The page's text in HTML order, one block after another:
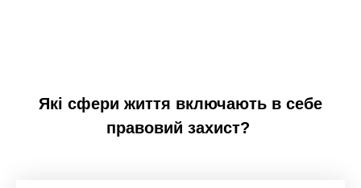
Які сфери життя включають в себе
правовий захист?